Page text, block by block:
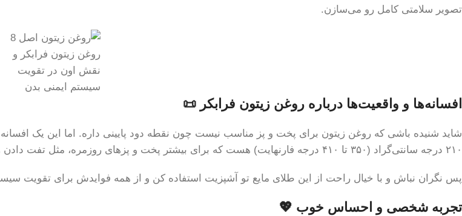
تصویر سلامتی کامل رو می‌سازن.
روغن زیتون فرابکر و
نقش اون در تقویت
سیستم ایمنی بدن
افسانه‌ها و واقعیت‌ها درباره روغن زیتون فرابکر 📜
۲۱۰ درجه سانتی‌گراد (۳۵۰ تا ۴۱۰ درجه فارنهایت) هست که برای بیشتر پخت و پزهای روزمره، مثل تفت دادن و سرخ کردن با حرارت متوسط، کاملاً مناسبه.
پس نگران نباش و با خیال راحت از این طلای مایع تو آشپزیت استفاده کن و از همه فوایدش برای تقویت
تجربه شخصی و احساس خوب 💖